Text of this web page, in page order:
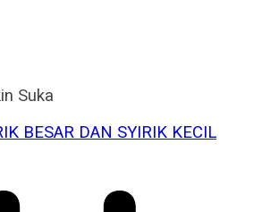
Suka
BESAR DAN SYIRIK KECIL